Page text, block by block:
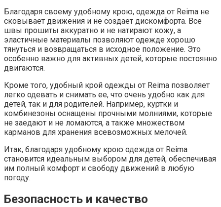
Благодаря своему удобному крою, одежда от Reima не
сковывает движения и не создает дискомфорта. Все
швы прошиты аккуратно и не натирают кожу, а
эластичные материалы позволяют одежде хорошо
тянуться и возвращаться в исходное положение. Это
особенно важно для активных детей, которые постоянно
двигаются.
Кроме того, удобный крой одежды от Reima позволяет
легко одевать и снимать ее, что очень удобно как для
детей, так и для родителей. Например, куртки и
комбинезоны оснащены прочными молниями, которые
не заедают и не ломаются, а также множеством
карманов для хранения всевозможных мелочей.
Итак, благодаря удобному крою одежда от Reima
становится идеальным выбором для детей, обеспечивая
им полный комфорт и свободу движений в любую
погоду.
Безопасность и качество